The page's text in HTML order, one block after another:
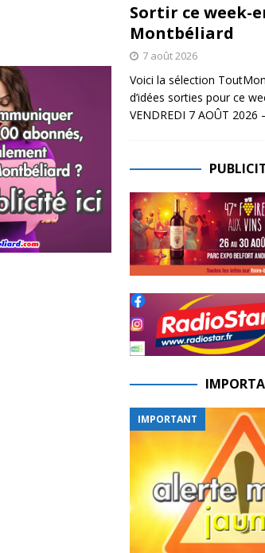
Sortir ce week-
Montbéliard
7 août 2026
Voici la sélection
d’idées sorties pour ce
VENDREDI 7 AOÛT 2026
IMPORTANT